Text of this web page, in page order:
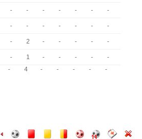
- - - - - - -
- - - - - - -
- 2 - - - - -
- 1 - - - -
-
- 4 - - - - -